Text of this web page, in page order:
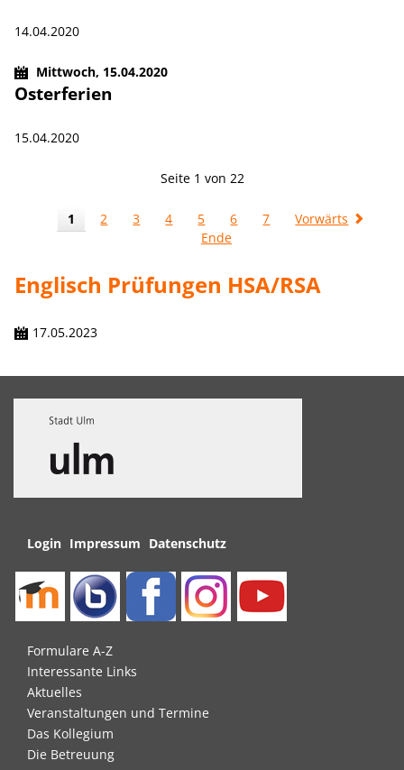
14.04.2020
Mittwoch, 15.04.2020
Osterferien
15.04.2020
Seite 1 von 22
1 2 3 4 5 6 7
Vorwärts
Ende
Englisch Prüfungen HSA/RSA
17.05.2023
Navigation
Login Impressum Datenschutz
Navigation
überspringen
Formulare A-Z
Interessante Links
Aktuelles
Veranstaltungen und Termine
Das Kollegium
Die Betreuung